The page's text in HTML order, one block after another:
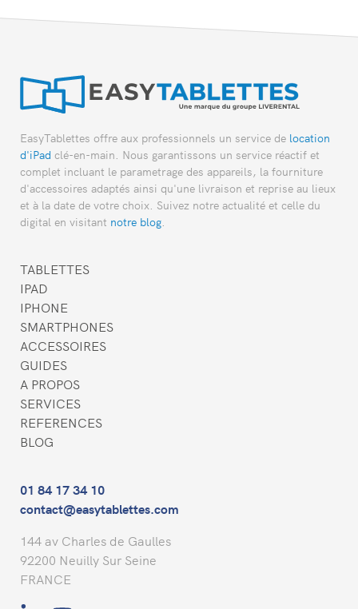
EasyTablettes offre aux professionnels un service de location
d'iPad clé-en-main. Nous garantissons un service réactif et
complet incluant le parametrage des appareils, la fourniture
d'accessoires adaptés ainsi qu'une livraison et reprise au lieux
et à la date de votre choix. Suivez notre actualité et celle du
digital en visitant notre blog
TABLETTES
IPAD
IPHONE
SMARTPHONES
ACCESSOIRES
GUIDES
A PROPOS
SERVICES
REFERENCES
BLOG
01 84 17 34 10
contact@easytablettes.com
144 av Charles de Gaulles
92200 Neuilly Sur Seine
FRANCE